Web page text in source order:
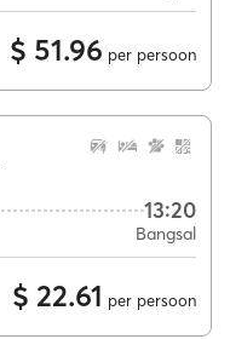
$ 51.96 per persoon
13:20
Bangsal
$ 22.61 per persoon